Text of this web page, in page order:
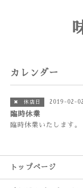
カレンダー
✖ 休店日 2019-02-
臨時休業
臨時休業いたします。
トップページ